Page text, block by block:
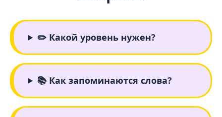
✏️ Какой уровень нужен?
📚 Как запоминаются слова?